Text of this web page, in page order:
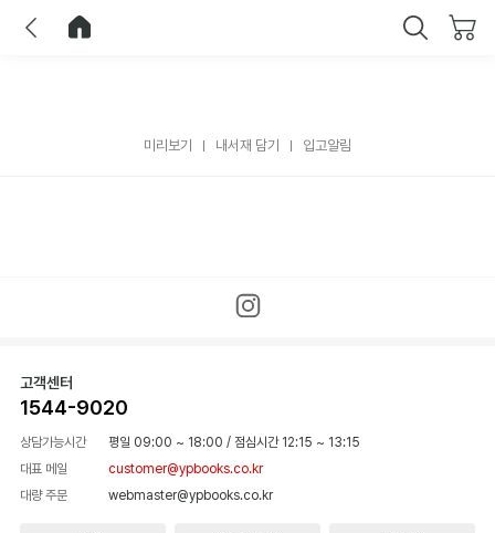
미리보기 내서재 담기 입고알림
고객센터
1544-9020
상담가능시간 평일 09:00 ~ 18:00 / 점심시간 12:15 ~ 13:15
대표 메일
customer@ypbooks.co.kr
대량 주문
webmaster@ypbooks.co.kr